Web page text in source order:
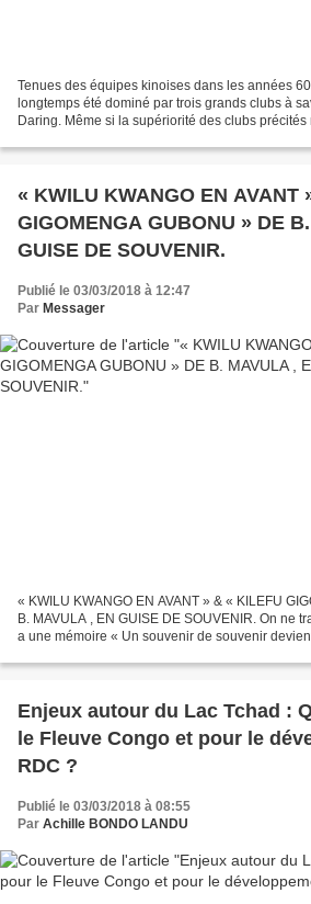
Tenues des équipes kinoises dans les années
longtemps été dominé par trois grands clubs à
Daring. Même si la supériorité des clubs précités
« KWILU KWANGO EN AVANT
GIGOMENGA GUBONU » DE
GUISE DE SOUVENIR.
Publié le 03/03/2018 à 12:47
Par Messager
« KWILU KWANGO EN AVANT » & « KILEFU
B. MAVULA , EN GUISE DE SOUVENIR. On ne
a une mémoire « Un souvenir de souvenir
Enjeux autour du Lac Tchad :
le Fleuve Congo et pour le
RDC ?
Publié le 03/03/2018 à 08:55
Par Achille BONDO LANDU